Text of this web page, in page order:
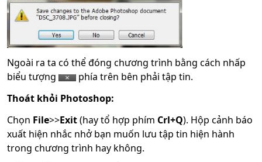
Ngoài ra ta có thể đóng chương trình bằng cách nhấp
biểu tượng
phía trên bên phải tập tin.
Thoát khỏi Photoshop:
Chọn File>>Exit(hay tổ hợp phím Crl+Q). Hộp cảnh báo
xuất hiện nhắc nhở bạn muốn lưu tập tin hiện hành
trong chương trình hay không.